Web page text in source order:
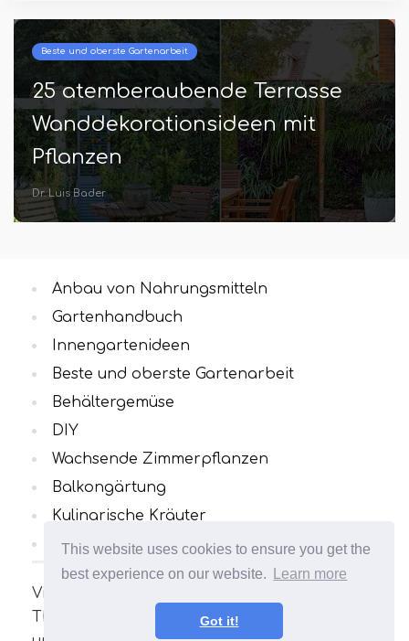
This website uses cookies to ensure you get the
best experience on our website.
Learn more
Got it!
Beste und oberste Gartenarbeit
25 atemberaubende Terrasse
Wanddekorationsideen mit
Pflanzen
Dr. Luis Bader
Viele interessante und nützliche Artikel zum
Thema Gartenarbeit. Ihr Garten wird
Anbau von Nahrungsmitteln
Gartenhandbuch
Innengartenideen
Beste und oberste Gartenarbeit
Behältergemüse
DIY
Wachsende Zimmerpflanzen
Balkongärtung
Kulinarische Kräuter
Alle Kategorien